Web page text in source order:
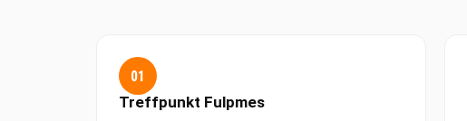
01
Treffpunkt Fulpmes